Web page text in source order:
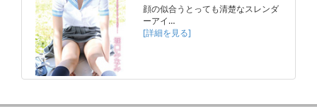
顔の似合うとっても清楚なスレンダ
ーアイ…
[詳細を見る]